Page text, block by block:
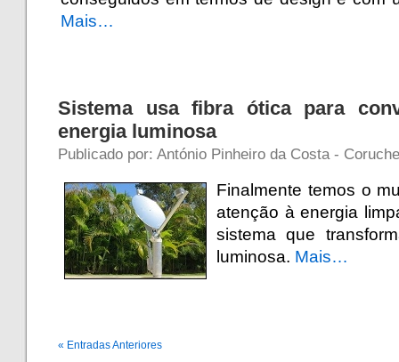
Mais…
Sistema usa fibra ótica para
energia luminosa
Publicado por: António Pinheiro da Costa -
Finalmente temos o
atenção à energia
sistema que
luminosa. Mais…
« Entradas Anteriores